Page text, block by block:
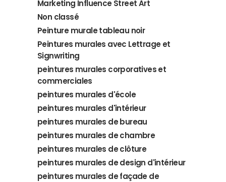
Marketing Influence Street Art
Non classé
Peinture murale tableau noir
Peintures murales avec Lettrage et
Signwriting
peintures murales corporatives et
commerciales
peintures murales d'école
peintures murales d'intérieur
peintures murales de bureau
peintures murales de chambre
peintures murales de clôture
peintures murales de design d'intérieur
peintures murales de façade de